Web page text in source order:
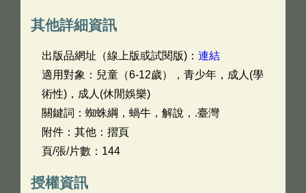
其他詳細資訊
出版品網址（線上版或試閱版)： 連結
適用對象：兒童（6-12歲），青少年，成人(學
術性)，成人(休閒娛樂)
關鍵詞：蜘蛛綱，蝸牛，解說，.臺灣
附件：其他：摺頁
頁/張/片數：144
授權資訊